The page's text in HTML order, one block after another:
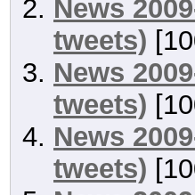
News
tweets)
News
tweets)
News
tweets)